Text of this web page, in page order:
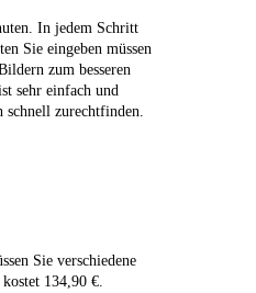
In jedem Schritt
Sie eingeben müssen
zum besseren
sehr einfach und
schnell zurechtfinden.
Sie verschiedene
134,90 €.